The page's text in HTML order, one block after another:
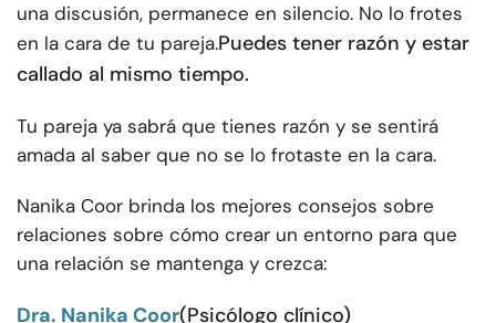
una discusión, permanece en silencio. No lo frotes
en la cara de tu pareja.Puedes tener razón y estar
callado al mismo tiempo.
Tu pareja ya sabrá que tienes razón y se sentirá
amada al saber que no se lo frotaste en la cara.
Nanika Coor brinda los mejores consejos sobre
relaciones sobre cómo crear un entorno para que
una relación se mantenga y crezca:
Dra. Nanika Coor(Psicólogo clínico)